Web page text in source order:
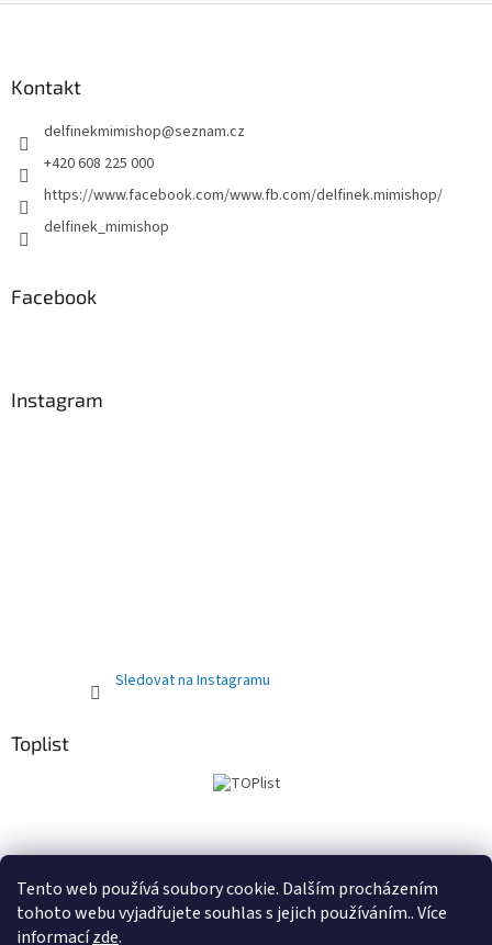
Tento web používá soubory cookie. Dalším procházením
tohoto webu vyjadřujete souhlas s jejich používáním.. Více
informacízde.
Kontakt
delfinekmimishop@seznam.cz
+420 608 225 000
https://www.facebook.com/www.fb.com/delfinek.mimishop/
delfinek_mimishop
Facebook
Instagram
Sledovat na Instagramu
Toplist